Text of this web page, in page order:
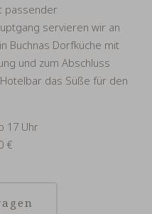
passender
servieren wir an
Buchnas Dorfküche mit
und zum Abschluss
das Süße für den
17 Uhr
€